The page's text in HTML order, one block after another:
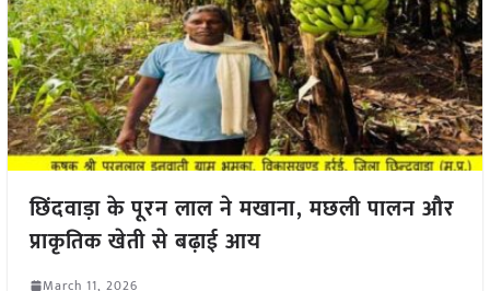
छिंदवाड़ा के पूरन लाल ने मखाना, मछली पालन और
प्राकृतिक खेती से बढ़ाई आय
March 11, 2026